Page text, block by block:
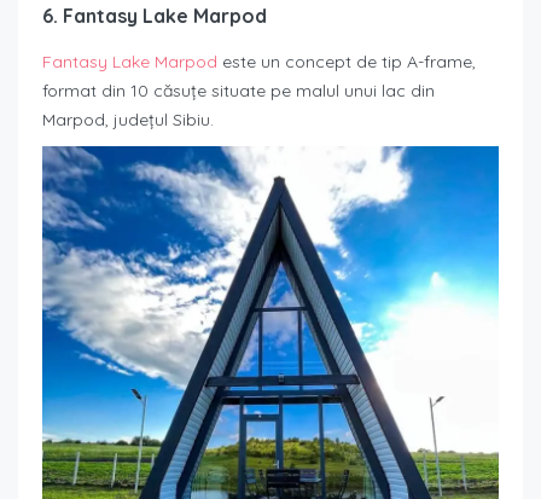
6. Fantasy Lake Marpod
Fantasy Lake Marpod este un concept de tip A-frame,
format din 10 căsuțe situate pe malul unui lac din
Marpod, județul Sibiu.